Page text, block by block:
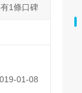
1條口碑
01-08